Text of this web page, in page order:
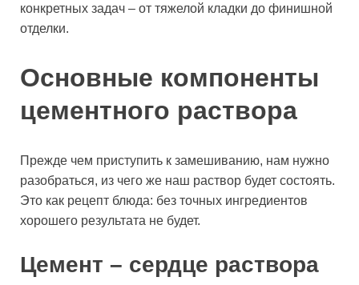
конкретных задач – от тяжелой кладки до финишной
отделки.
Основные компоненты
цементного раствора
Прежде чем приступить к замешиванию, нам нужно
разобраться, из чего же наш раствор будет состоять.
Это как рецепт блюда: без точных ингредиентов
хорошего результата не будет.
Цемент – сердце раствора